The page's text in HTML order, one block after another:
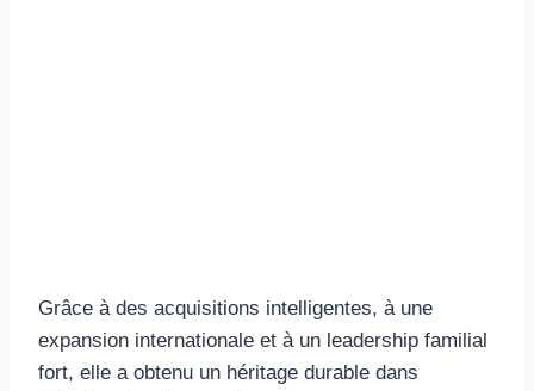
Grâce à des acquisitions intelligentes, à une
expansion internationale et à un leadership familial
fort, elle a obtenu un héritage durable dans